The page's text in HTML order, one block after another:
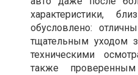
характеристики,
обусловлено:
тщательным уходом
техническими
также